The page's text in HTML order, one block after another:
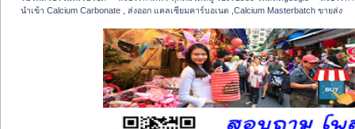
นำเข้า Calcium Carbonate , ส่งออก แคลเซียมคาร์บอเนต ,Calcium Masterbatch ขายส่ง